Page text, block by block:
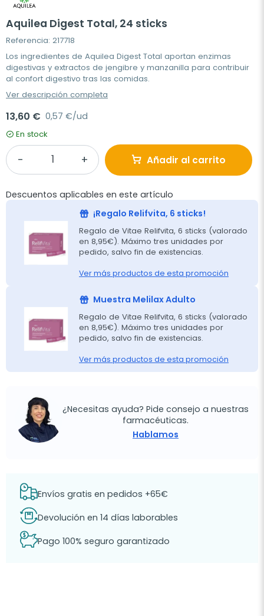
Aquilea Digest Total, 24 sticks
Referencia: 217718
Los ingredientes de Aquilea Digest Total aportan enzimas
digestivas y extractos de jengibre y manzanilla para contribuir
al confort digestivo tras las comidas.
Ver descripción completa
13,60 € 0,57 €/ud
En stock
Añadir al carrito
Descuentos aplicables en este artículo
¡Regalo Relifvita, 6 sticks!
Regalo de Vitae Relifvita, 6 sticks (valorado
en 8,95€). Máximo tres unidades por
pedido, salvo fin de existencias.
Ver más productos de esta promoción
Muestra Melilax Adulto
Regalo de Vitae Relifvita, 6 sticks (valorado
en 8,95€). Máximo tres unidades por
pedido, salvo fin de existencias.
Ver más productos de esta promoción
¿Necesitas ayuda? Pide consejo a nuestras
farmacéuticas.
Hablamos
Envíos gratis en pedidos +65€
Devolución en 14 días laborables
Pago 100% seguro garantizado